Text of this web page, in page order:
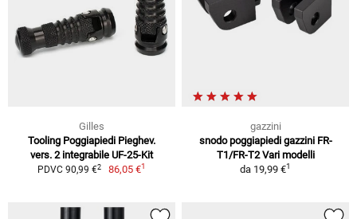
Gilles
Tooling Poggiapiedi Pieghev.
vers. 2 integrabile UF-25-Kit
PDVC 90,99 €2 86,05 €1
gazzini
snodo poggiapiedi gazzini FR-
T1/FR-T2 Vari modelli
da 19,99 €1